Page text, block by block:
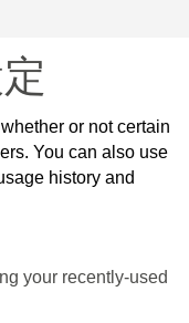
or not certain
You can also use
history and
your recently-used